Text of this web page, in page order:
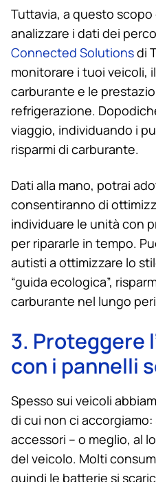
Tuttavia, a questo
analizzare i dati dei
Connected Solutionsdi
monitorare i tuoi veicoli,
carburante e le
refrigerazione.
viaggio, individuando i
risparmi di carburante.
Dati alla mano, potrai
consentiranno di
individuare le unità con
per ripararle in tempo.
autisti a ottimizzare lo
“guida ecologica”,
carburante nel lungo
3. Proteggere
con i pannelli
Spesso sui veicoli
di cui non ci
accessori – o meglio, al
del veicolo. Molti
quindi le batterie si